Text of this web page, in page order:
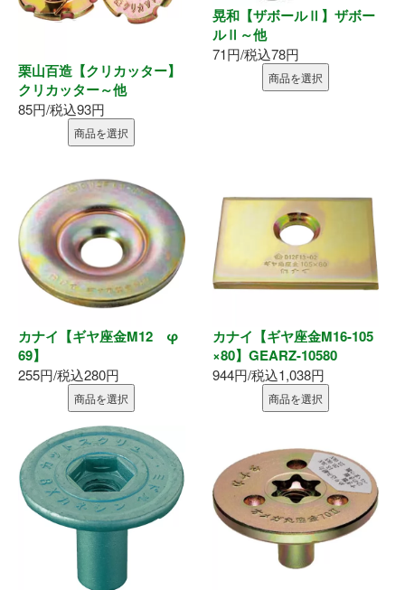
お問い合わせ
栗山百造【クリカッター】
クリカッター～他
85円/税込93円
商品を選択
晃和【ザボールⅡ】ザボー
ルⅡ～他
71円/税込78円
商品を選択
カナイ【ギヤ座金M12 φ
69】
255円/税込280円
商品を選択
カナイ【ギヤ座金M16-105
×80】GEARZ-10580
944円/税込1,038円
商品を選択